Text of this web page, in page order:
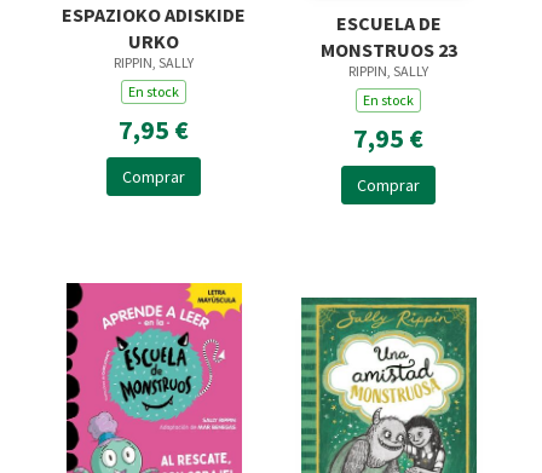
ESPAZIOKO ADISKIDE
URKO
RIPPIN, SALLY
En stock
7,95 €
Comprar
ESCUELA DE
MONSTRUOS 23
RIPPIN, SALLY
En stock
7,95 €
Comprar